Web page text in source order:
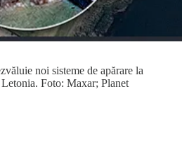
noi sisteme de apărare la
Foto: Maxar; Planet